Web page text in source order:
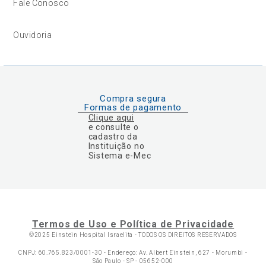
Fale Conosco
Ouvidoria
Compra segura
Formas de pagamento
Clique aqui
e consulte o
cadastro da
Instituição no
Sistema e-Mec
Termos de Uso e Política de Privacidade
©2025 Einstein Hospital Israelita -TODOS OS DIREITOS RESERVADOS
CNPJ: 60.765.823/0001-30 - Endereço: Av. Albert Einstein, 627 - Morumbi -
São Paulo - SP - 05652-000